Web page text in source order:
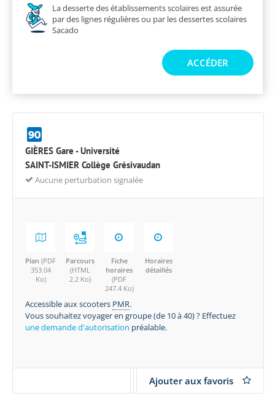
La desserte des établissements scolaires est assurée
par des lignes régulières ou par les dessertes scolaires
Sacado
ACCÉDER
GIÈRES Gare - Université
SAINT-ISMIER Collège Grésivaudan
Aucune perturbation signalée
Plan (PDF
353.04
Ko)
Parcours
(HTML
2.2 Ko)
Fiche
horaires
(PDF
247.4 Ko)
Horaires
détaillés
Accessible aux scooters PMR.
Vous souhaitez voyager en groupe (de 10 à 40) ? Effectuez
une demande d'autorisation préalable.
Ajouter aux favoris